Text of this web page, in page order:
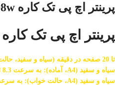
پرینتر اچ پی تک کاره HP Laser 108w
پرینتر اچ پی تک کاره HP Laser 108w
تا 20 صفحه در دقیقه (سیاه و سفید، حالت عادی، A4)
سیاه و سفید (A4، آماده): به سرعت 8.3 ثانیه
سیاه و سفید (A4، حالت خواب): به سرعت 18 ثانیه (15 دقیقه)